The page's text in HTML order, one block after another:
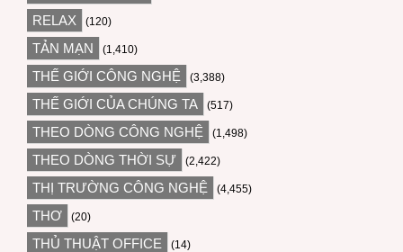
RELAX (120)
TẢN MẠN (1,410)
THẾ GIỚI CÔNG NGHỆ (3,388)
THẾ GIỚI CỦA CHÚNG TA (517)
THEO DÒNG CÔNG NGHỆ (1,498)
THEO DÒNG THỜI SỰ (2,422)
THỊ TRƯỜNG CÔNG NGHỆ (4,455)
THƠ (20)
THỦ THUẬT OFFICE (14)